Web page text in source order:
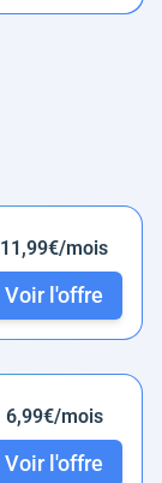
11,99€/mois
Voir l'offre
6,99€/mois
Voir l'offre